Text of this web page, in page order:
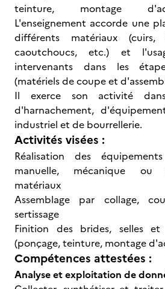
teinture, montage
L'enseignement accorde une
différents matériaux (cuirs,
caoutchoucs, etc.) et
intervenants dans les
(matériels de coupe et
Il exerce son activité
d'harnachement,
industriel et de bourrellerie.
Activités visées :
Réalisation des
manuelle, mécanique ou
matériaux
Assemblage par collage,
sertissage
Finition des brides, selles et
(ponçage, teinture, montage
Compétences attestées :
Analyse et exploitation de